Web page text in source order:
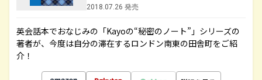
2018.07.26 発売
英会話本でおなじみの「Kayoの“秘密のノート”」シリーズの
著者が、今度は自分の滞在するロンドン南東の田舎町をご紹
介！